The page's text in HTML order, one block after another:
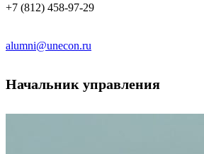
+7 (812) 458-97-29
alumni@unecon.ru
Начальник управления